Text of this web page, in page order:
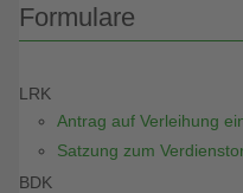
Formulare
LRK
Antrag auf Verleihung
Satzung zum
BDK